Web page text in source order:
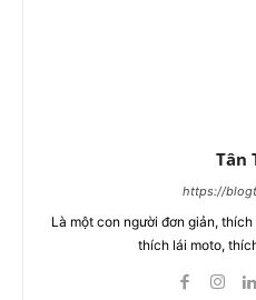
Tân
https://
Là một con người đơn giản,
thích lái moto,